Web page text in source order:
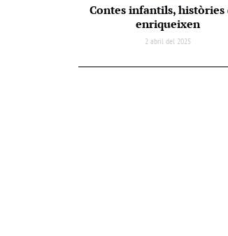
Contes infantils, històries
enriqueixen
2 abril del 2025